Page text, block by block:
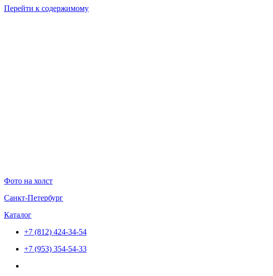
Перейти к содержимому
Фото на холст
Санкт-Петербург
Каталог
+7 (812) 424-34-54
+7 (953) 354-54-33